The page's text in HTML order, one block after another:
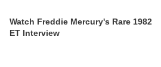
Watch Freddie Mercury's Rare 1982
ET Interview